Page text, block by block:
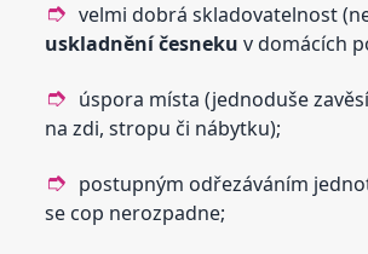
velmi dobrá skladovatelnost
uskladněníčesneku v domácích
úspora místa (jednoduše
na zdi, stropu či nábytku);
postupným odřezáváním
se cop nerozpadne;